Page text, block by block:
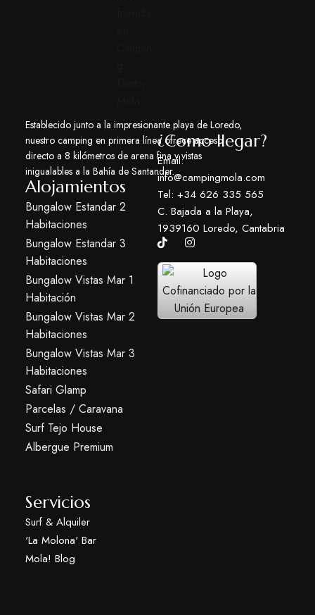
Establecido junto a la impresionante playa de Loredo,
nuestro camping en primera línea ofrece acceso
directo a 8 kilómetros de arena fina y vistas
inigualables a la Bahía de Santander.
Alojamientos
Bungalow Estandar 2
Habitaciones
Bungalow Estandar 3
Habitaciones
Bungalow Vistas Mar 1
Habitación
Bungalow Vistas Mar 2
Habitaciones
Bungalow Vistas Mar 3
Habitaciones
Safari Glamp
Parcelas / Caravana
Surf Tejo House
Albergue Premium
Servicios
Surf & Alquiler
'La Molona' Bar
Mola! Blog
¿Como llegar?
Email:
info@campingmola.com
Tel: +34 626 335 565
C. Bajada a la Playa,
1939160 Loredo, Cantabria